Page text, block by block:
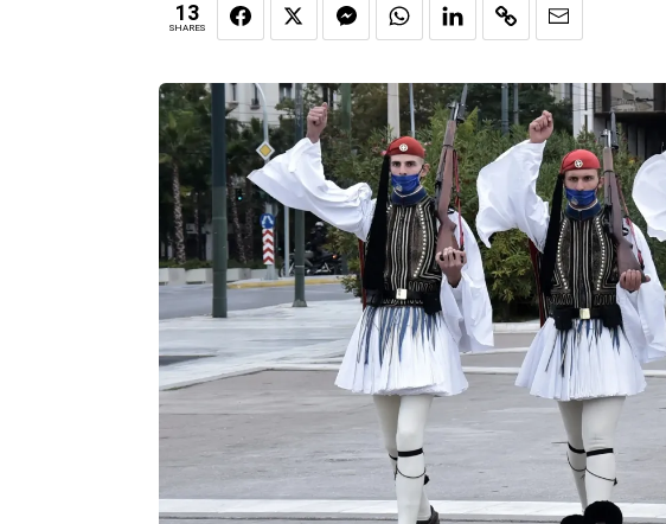
13
SHARES